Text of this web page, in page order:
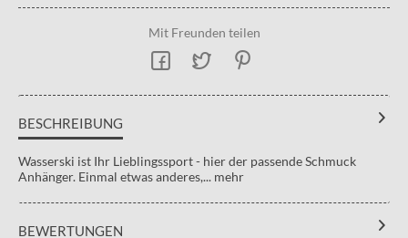
Mit Freunden teilen
BESCHREIBUNG
Wasserski ist Ihr Lieblingssport - hier der passende Schmuck
Anhänger. Einmal etwas anderes,... mehr
BEWERTUNGEN